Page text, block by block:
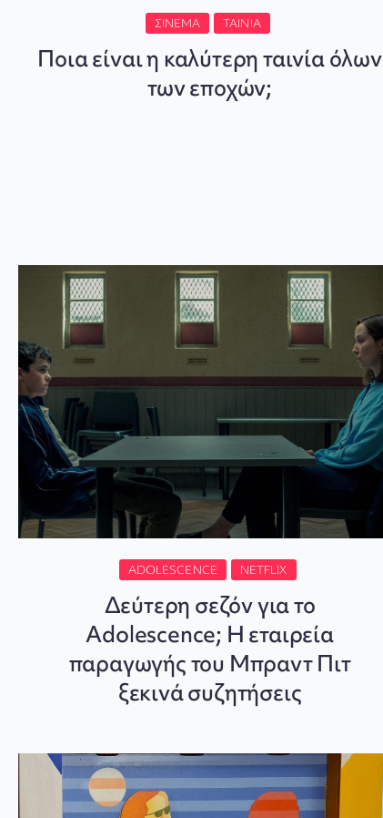
ΣΙΝΕΜΆ ΤΑΙΝΊΑ
Ποια είναι η καλύτερη ταινία όλων
των εποχών;
ADOLESCENCE NETFLIX
Δεύτερη σεζόν για το
Adolescence; Η εταιρεία
παραγωγής του Μπραντ Πιτ
ξεκινά συζητήσεις